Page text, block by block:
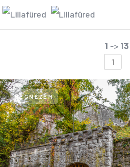
1 -> 13
1
MEGNÉZEM